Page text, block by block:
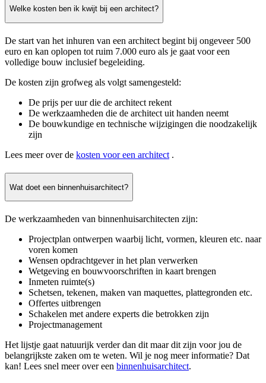
Welke kosten ben ik kwijt bij een architect?
De start van het inhuren van een architect begint bij ongeveer 500
euro en kan oplopen tot ruim 7.000 euro als je gaat voor een
volledige bouw inclusief begeleiding.
De kosten zijn grofweg als volgt samengesteld:
De prijs per uur die de architect rekent
De werkzaamheden die de architect uit handen neemt
De bouwkundige en technische wijzigingen die noodzakelijk
zijn
Lees meer over de kosten voor een architect .
Wat doet een binnenhuisarchitect?
De werkzaamheden van binnenhuisarchitecten zijn:
Projectplan ontwerpen waarbij licht, vormen, kleuren etc. naar
voren komen
Wensen opdrachtgever in het plan verwerken
Wetgeving en bouwvoorschriften in kaart brengen
Inmeten ruimte(s)
Schetsen, tekenen, maken van maquettes, plattegronden etc.
Offertes uitbrengen
Schakelen met andere experts die betrokken zijn
Projectmanagement
Het lijstje gaat natuurijk verder dan dit maar dit zijn voor jou de
belangrijkste zaken om te weten. Wil je nog meer informatie? Dat
kan! Lees snel meer over een binnenhuisarchitect.